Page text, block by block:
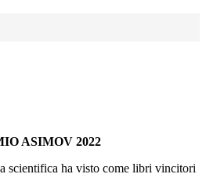
ASIMOV 2022
scientifica ha visto come libri vincitori